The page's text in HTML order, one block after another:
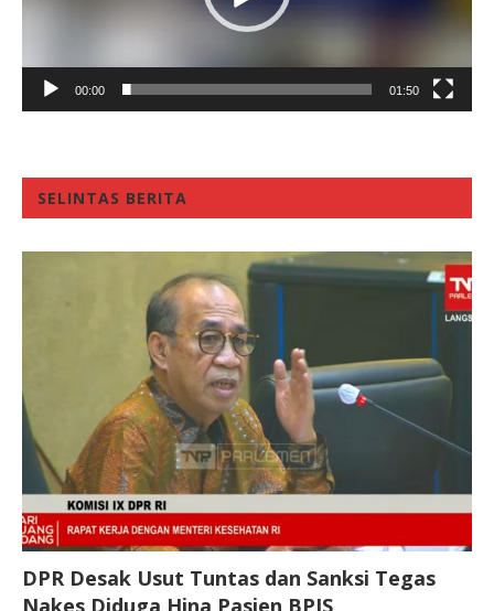
00:00 01:50
SELINTAS BERITA
DPR Desak Usut Tuntas dan Sanksi Tegas
Nakes Diduga Hina Pasien BPJS